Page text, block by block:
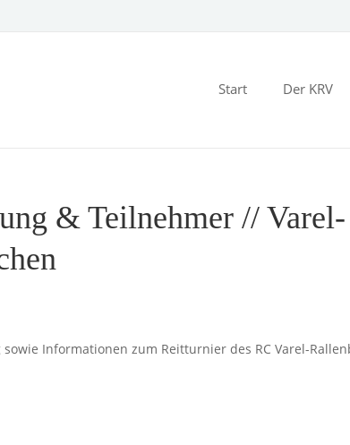
Start Der KRV
& Teilnehmer // Varel-
Informationen zum Reitturnier des RC Varel-